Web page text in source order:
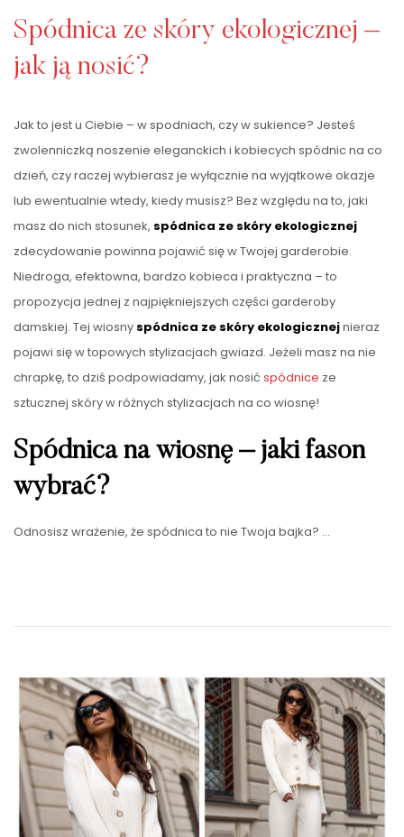
Spódnica ze skóry ekologicznej –
jak ją nosić?
Jak to jest u Ciebie – w spodniach, czy w sukience? Jesteś
zwolenniczką noszenie eleganckich i kobiecych spódnic na co
dzień, czy raczej wybierasz je wyłącznie na wyjątkowe okazje
lub ewentualnie wtedy, kiedy musisz? Bez względu na to, jaki
masz do nich stosunek, spódnica ze skóry ekologicznej
zdecydowanie powinna pojawić się w Twojej garderobie.
Niedroga, efektowna, bardzo kobieca i praktyczna – to
propozycja jednej z najpiękniejszych części garderoby
damskiej. Tej wiosny spódnica ze skóry ekologicznejnieraz
pojawi się w topowych stylizacjach gwiazd. Jeżeli masz na nie
chrapkę, to dziś podpowiadamy, jak nosić spódnice ze
sztucznej skóry w różnych stylizacjach na co wiosnę!
Spódnica na wiosnę – jaki fason
wybrać?
Odnosisz wrażenie, że spódnica to nie Twoja bajka? …